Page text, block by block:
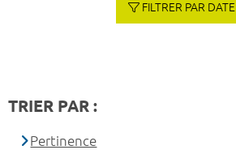
FILTRER PAR DATE
TRIER PAR :
Pertinence